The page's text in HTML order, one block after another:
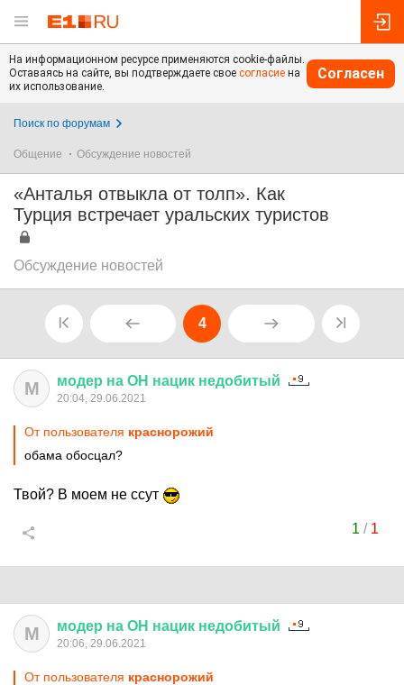
На информационном ресурсе применяются cookie-файлы.
Оставаясь на сайте, вы подтверждаете свое согласие на
их использование.
Согласен
Поиск по форумам
Общение Обсуждение новостей
«Анталья отвыкла от толп». Как
Турция встречает уральских туристов
Обсуждение новостей
4
М модер на ОН нацик недобитый
20:04, 29.06.2021
От пользователя краснорожий
обама обосцал?
Твой? В моем не ссут
1 / 1
М модер на ОН нацик недобитый
20:06, 29.06.2021
От пользователя краснорожий